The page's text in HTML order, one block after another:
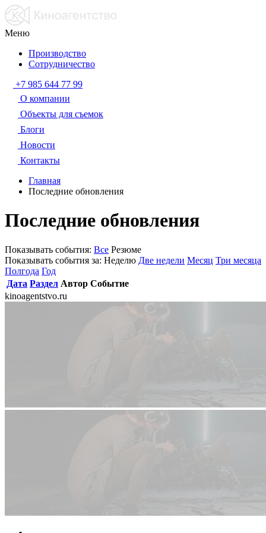
Меню
Производство
Сотрудничество
+7 985 644 77 99
О компании
Объекты для съемок
Блоги
Новости
Контакты
Главная
Последние обновления
Последние обновления
Показывать события: Все Резюме
Показывать события за: Неделю Две недели Месяц Три месяца
Полгода Год
Дата Раздел Автор Событие
kinoagentstvo.ru